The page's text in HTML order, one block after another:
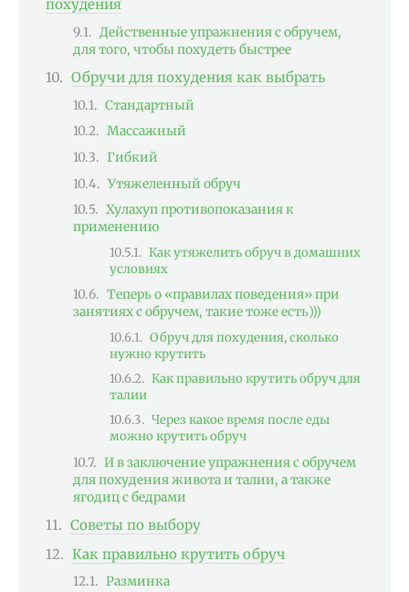
похудения
Действенные упражнения с обручем,
для того, чтобы похудеть быстрее
Обручи для похудения как выбрать
Стандартный
Массажный
Гибкий
Утяжеленный обруч
Хулахуп противопоказания к
применению
Как утяжелить обруч в домашних
условиях
Теперь о «правилах поведения» при
занятиях с обручем, такие тоже есть)))
Обруч для похудения, сколько
нужно крутить
Как правильно крутить обруч для
талии
Через какое время после еды
можно крутить обруч
И в заключение упражнения с обручем
для похудения живота и талии, а также
ягодиц с бедрами
Советы по выбору
Как правильно крутить обруч
Разминка